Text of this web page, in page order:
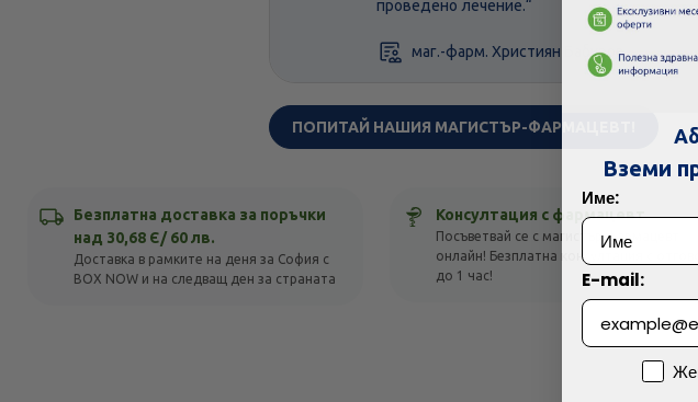
проведено лечение.“
маг.-фарм. Християн Бабуров
ПОПИТАЙ НАШИЯ МАГИСТЪР-ФАРМАЦЕВТ!
Безплатна доставка за поръчки
над 30,68 Є/ 60 лв.
Доставка в рамките на деня за София с
BOX NOW и на следващ ден за страната
Консултация с фармацевт
Посъветвай се с магистър-фармацевт
онлайн! Безплатна консултация с
до 1 час!
Просто
Вземи
Име:
E-mail:
Пол